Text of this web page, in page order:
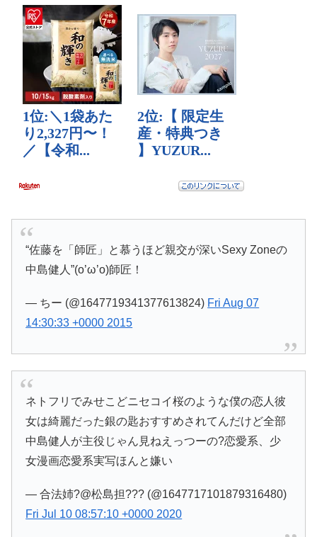
“佐藤を「師匠」と慕うほど親交が深いSexy Zoneの
中島健人”(o’ω’o)師匠！
— ちー (@1647719341377613824) Fri Aug 07
14:30:33 +0000 2015
ネトフリでみせこどニセコイ桜のような僕の恋人彼
女は綺麗だった銀の匙おすすめされてんだけど全部
中島健人が主役じゃん見ねえっつーの?恋愛系、少
女漫画恋愛系実写ほんと嫌い
— 合法姉?@松島担??? (@1647717101879316480)
Fri Jul 10 08:57:10 +0000 2020